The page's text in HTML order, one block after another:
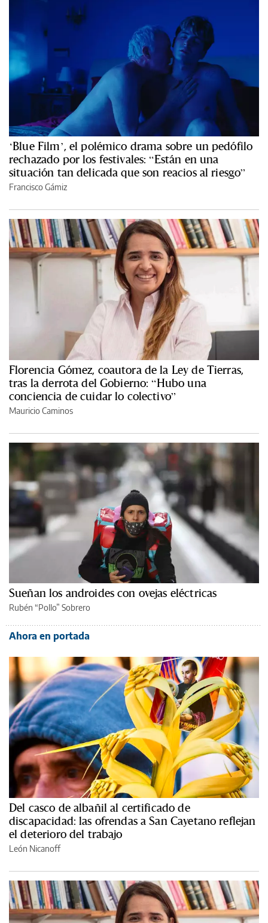
‘Blue Film’, el polémico drama sobre un pedófilo
rechazado por los festivales: “Están en una
situación tan delicada que son reacios al riesgo”
Francisco Gámiz
Florencia Gómez, coautora de la Ley de Tierras,
tras la derrota del Gobierno: “Hubo una
conciencia de cuidar lo colectivo”
Mauricio Caminos
Sueñan los androides con ovejas eléctricas
Rubén “Pollo” Sobrero
Ahora en portada
Del casco de albañil al certificado de
discapacidad: las ofrendas a San Cayetano reflejan
el deterioro del trabajo
León Nicanoff